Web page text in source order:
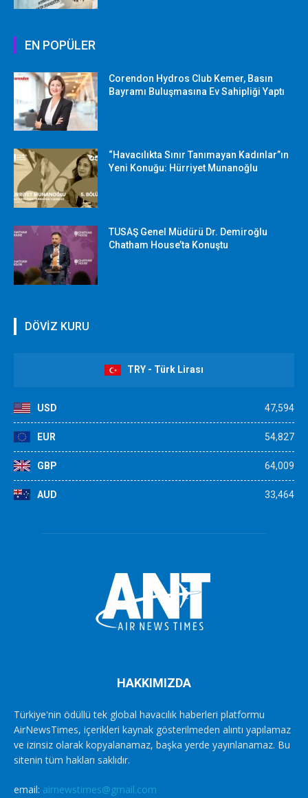
EN POPÜLER
Corendon Hydros Club Kemer, Basın
Bayramı Buluşmasına Ev Sahipliği Yaptı
“Havacılıkta Sınır Tanımayan Kadınlar”ın
Yeni Konuğu: Hürriyet Munanoğlu
TUSAŞ Genel Müdürü Dr. Demiroğlu
Chatham House’ta Konuştu
DÖVİZ KURU
TRY - Türk Lirası
USD 47,594
EUR 54,827
GBP 64,009
AUD 33,464
HAKKIMIZDA
Türkiye'nin ödüllü tek global havacılık haberleri platformu
AirNewsTimes, içerikleri kaynak gösterilmeden alıntı yapılamaz
ve izinsiz olarak kopyalanamaz, başka yerde yayınlanamaz. Bu
sitenin tüm hakları saklıdır.
email: airnewstimes@gmail.com